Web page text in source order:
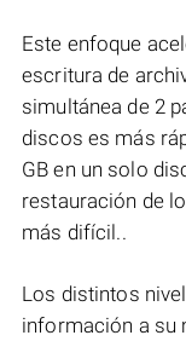
Este enfoque
escritura de
simultánea de 2
discos es más
GB en un solo
restauración de
más difícil..
Los distintos
información a su